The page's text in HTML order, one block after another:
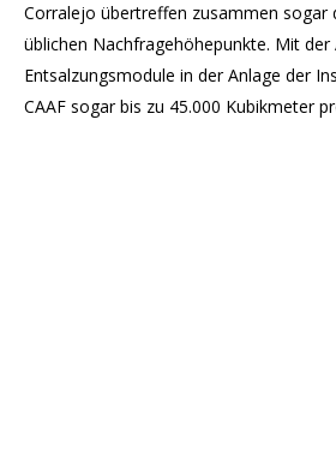
Corralejo übertreffen zusammen sogar
üblichen Nachfragehöhepunkte. Mit
Entsalzungsmodule in der Anlage der
CAAF sogar bis zu 45.000 Kubikmeter